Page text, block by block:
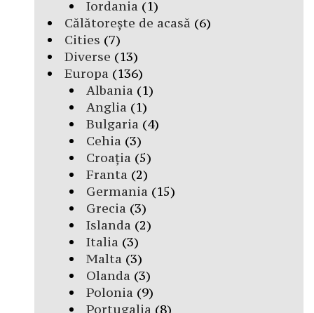
Iordania (1)
Călătorește de acasă (6)
Cities (7)
Diverse (13)
Europa (136)
Albania (1)
Anglia (1)
Bulgaria (4)
Cehia (3)
Croația (5)
Franta (2)
Germania (15)
Grecia (3)
Islanda (2)
Italia (3)
Malta (3)
Olanda (3)
Polonia (9)
Portugalia (8)